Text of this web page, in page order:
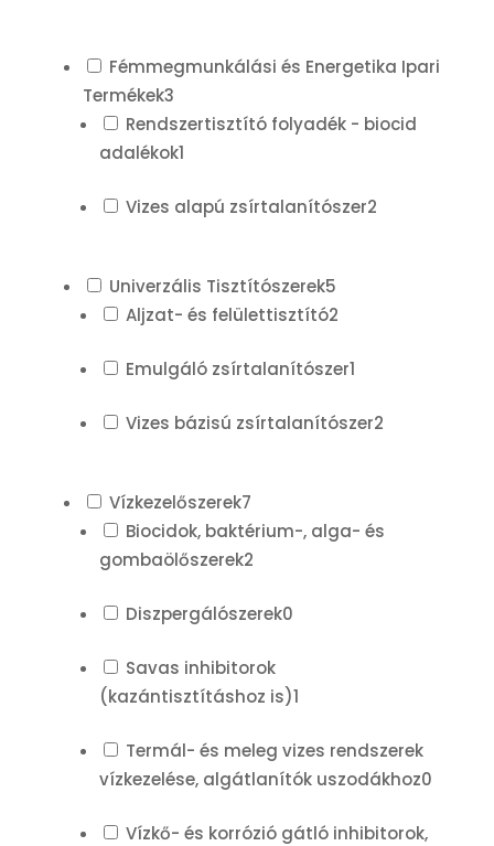
Fémmegmunkálási és Energetika Ipari
Termékek3
Rendszertisztító folyadék - biocid
adalékok1
Vizes alapú zsírtalanítószer2
Univerzális Tisztítószerek5
Aljzat- és felülettisztító2
Emulgáló zsírtalanítószer1
Vizes bázisú zsírtalanítószer2
Vízkezelőszerek7
Biocidok, baktérium-, alga- és
gombaölőszerek2
Diszpergálószerek0
Savas inhibitorok
(kazántisztításhoz is)1
Termál- és meleg vizes rendszerek
vízkezelése, algátlanítók uszodákhoz0
Vízkő- és korrózió gátló inhibitorok,